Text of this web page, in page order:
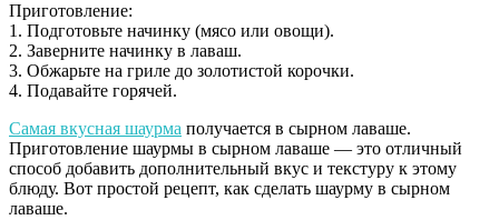
Приготовление:
1. Подготовьте начинку (мясо или овощи).
2. Заверните начинку в лаваш.
3. Обжарьте на гриле до золотистой корочки.
4. Подавайте горячей.
Самая вкусная шаурма получается в сырном лаваше.
Приготовление шаурмы в сырном лаваше — это отличный
способ добавить дополнительный вкус и текстуру к этому
блюду. Вот простой рецепт, как сделать шаурму в сырном
лаваше.